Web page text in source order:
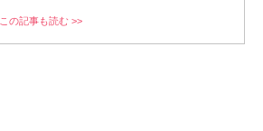
この記事も読む >>